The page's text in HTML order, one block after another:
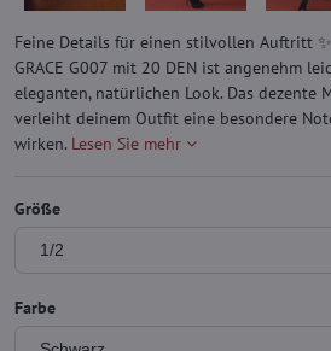
Feine Details für einen stilvollen Auftritt
GRACE G007 mit 20 DEN ist angenehm
eleganten, natürlichen Look. Das dezente
verleiht deinem Outfit eine besondere
wirken. Lesen Sie mehr
Größe
Farbe